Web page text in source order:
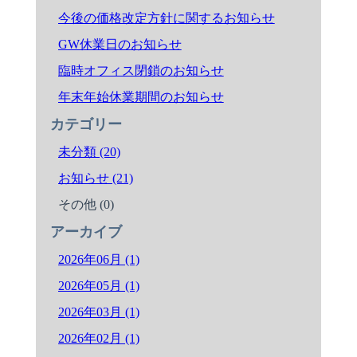
今後の価格改定方針に関するお知らせ
GW休業日のお知らせ
臨時オフィス閉鎖のお知らせ
年末年始休業期間のお知らせ
カテゴリー
未分類 (20)
お知らせ (21)
その他 (0)
アーカイブ
2026年06月 (1)
2026年05月 (1)
2026年03月 (1)
2026年02月 (1)